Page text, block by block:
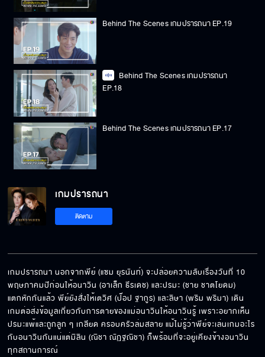
Behind The Scenes เกมปรารถนา EP.19
Behind The Scenes เกมปรารถนา
EP.18
Behind The Scenes เกมปรารถนา EP.17
Behind The Scenes เกมปรารถนา EP.14
Behind The Scenes เกมปรารถนา EP.13
เกมปรารถนา
ติดตาม
เกมปรารถนา นอกจากพีย์ (แซม ยุรนันท์) จะปล่อยความลับเรื่องวันที่ 10
พฤษภาคมปีก่อนให้อนาวิน (อาเล็ก ธีรเดช) และปรมะ (ชาย ชาตโยดม)
แตกหักกันแล้ว พีย์ยังสั่งให้เตวิศ (ป๊อป ฐากูร) และลิษา (พริม พริมา) เดิน
เกมต่อส่งข้อมูลเกี่ยวกับการตายของแม่อนาวินให้อนาวินรู้ เพราะอยากเห็น
ปรมะแพ้และถูกลูก ๆ เกลียด ครอบครัวล่มสลาย แม้ไม่รู้ว่าพีย์จะเล่นเกมอะไร
กับอนาวินกันแน่แต่มิลิน (ณิชา ณัฏฐณิชา) ก็พร้อมที่จะอยู่เคียงข้างอนาวิน
ทุกสถานการณ์